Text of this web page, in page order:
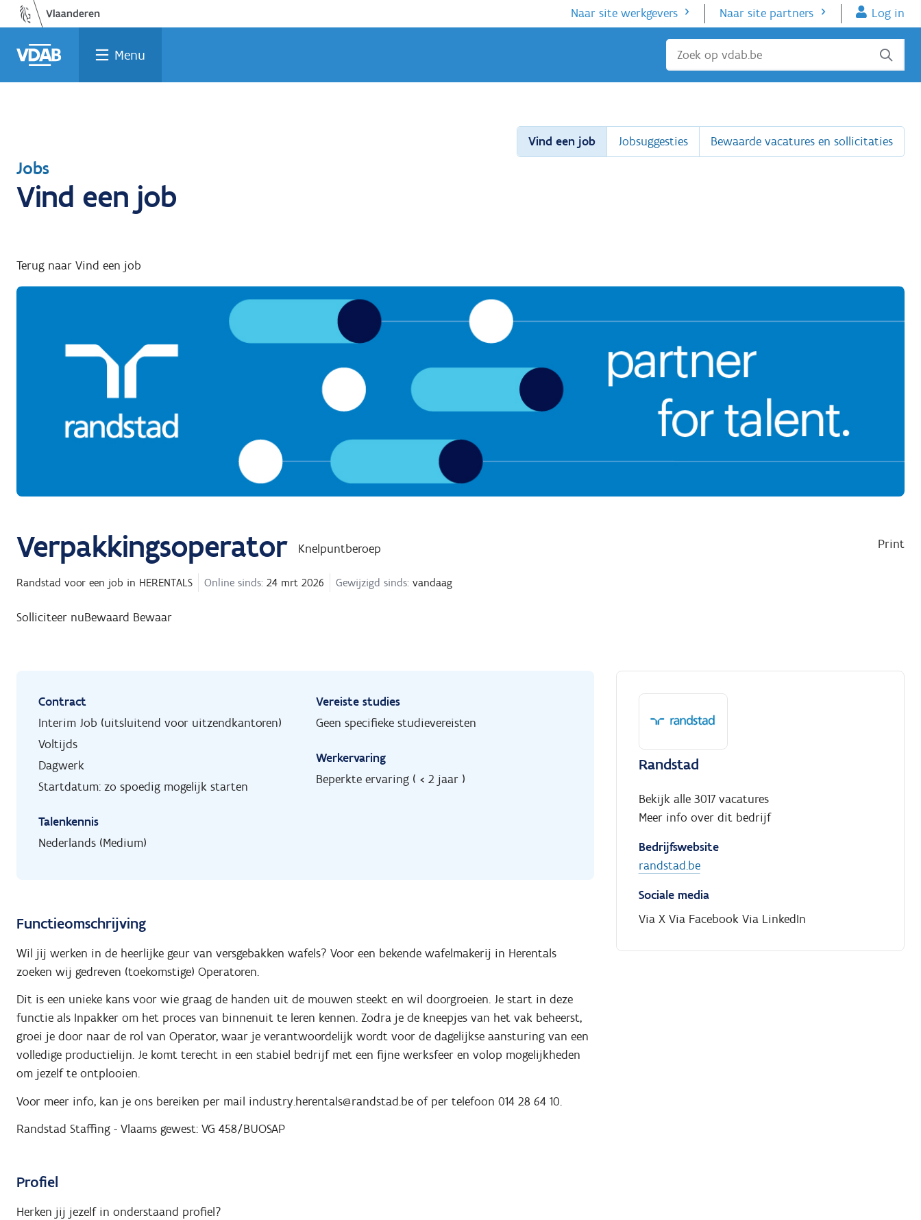
Ga
naar
de
inhoud
Vind
een
job
Vind
een
opleiding
Welke
job
past
bij
Terug
naar
home
Naar site werkgevers Naar site partners Log in
Menu Sluiten
Vind een job Jobsuggesties Bewaarde vacatures en sollicitaties
Terug
naar
Jobs
Vind een job
Terug naar Vind een job
Verpakkingsoperator Knelpuntberoep Print
Randstad voor een job in HERENTALS Online sinds: 24 mrt 2026 Gewijzigd sinds: vandaag
Solliciteer nuBewaard Bewaar
Contract
Interim Job (uitsluitend voor uitzendkantoren)
Voltijds
Dagwerk
Startdatum: zo spoedig mogelijk starten
Talenkennis
Nederlands (Medium)
Vereiste studies
Geen specifieke studievereisten
Werkervaring
Beperkte ervaring ( < 2 jaar )
Functieomschrijving
Wil jij werken in de heerlijke geur van versgebakken wafels? Voor een bekende wafelmakerij in Herentals
zoeken wij gedreven (toekomstige) Operatoren.
Dit is een unieke kans voor wie graag de handen uit de mouwen steekt en wil doorgroeien. Je start in deze
functie als Inpakker om het proces van binnenuit te leren kennen. Zodra je de kneepjes van het vak beheerst,
groei je door naar de rol van Operator, waar je verantwoordelijk wordt voor de dagelijkse aansturing van een
volledige productielijn. Je komt terecht in een stabiel bedrijf met een fijne werksfeer en volop mogelijkheden
om jezelf te ontplooien.
Voor meer info, kan je ons bereiken per mail industry.herentals@randstad.be of per telefoon 014 28 64 10.
Randstad Staffing - Vlaams gewest: VG 458/BUOSAP
Profiel
Herken jij jezelf in onderstaand profiel?
Randstad
Bekijk alle 3017 vacatures
Meer info over dit bedrijf
Bedrijfswebsite
randstad.be
Sociale media
Via X Via Facebook Via LinkedIn